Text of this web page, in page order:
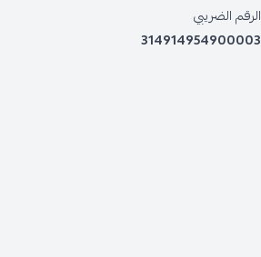
الرقم الضريبي
314914954900003